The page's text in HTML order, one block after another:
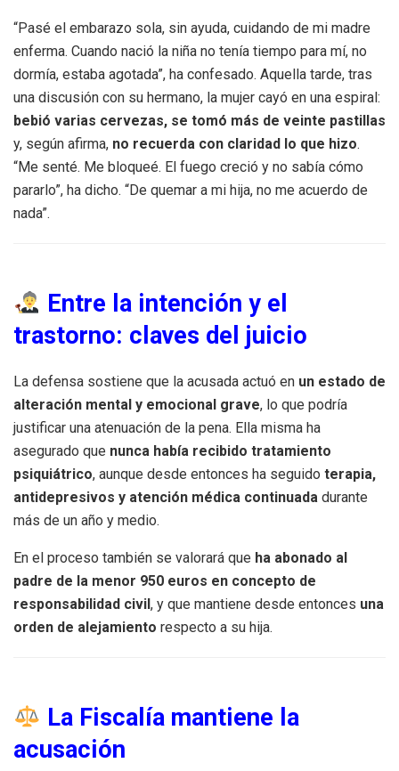
“Pasé el embarazo sola, sin ayuda, cuidando de mi madre
enferma. Cuando nació la niña no tenía tiempo para mí, no
dormía, estaba agotada”, ha confesado. Aquella tarde, tras
una discusión con su hermano, la mujer cayó en una espiral:
bebió varias cervezas, se tomó más de veinte pastillas
y, según afirma, no recuerda con claridad lo que hizo.
“Me senté. Me bloqueé. El fuego creció y no sabía cómo
pararlo”, ha dicho. “De quemar a mi hija, no me acuerdo de
nada”.
Entre la intención y el
trastorno: claves del juicio
La defensa sostiene que la acusada actuó en un estado de
alteración mental y emocional grave, lo que podría
justificar una atenuación de la pena. Ella misma ha
asegurado que nunca había recibido tratamiento
psiquiátrico, aunque desde entonces ha seguido terapia,
antidepresivos y atención médica continuada durante
más de un año y medio.
En el proceso también se valorará que ha abonado al
padre de la menor 950 euros en concepto de
responsabilidad civil , y que mantiene desde entonces una
orden de alejamiento respecto a su hija.
La Fiscalía mantiene la
acusación